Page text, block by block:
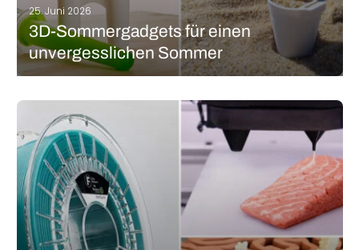
25. Juni 2026
3D-Sommergadgets für einen
unvergesslichen Sommer
das Grillen mit Freunden und die Zeit zum Entspannen. Aber das
ist kein Grund, den 3D-Druck zu vergessen! Warum nehmen Sie
dieses Jahr nicht ein paar 3D-gedruckte…
MEHR LESEN